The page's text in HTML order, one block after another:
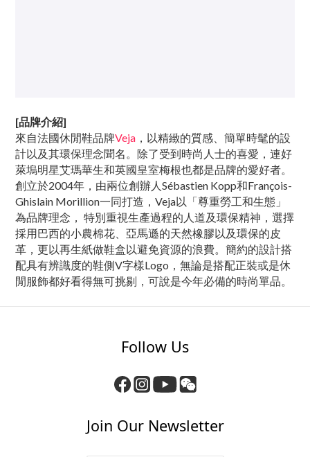
[品牌介紹]
來自法國休閒鞋品牌Veja ，以精緻的質感、簡單時髦的設
計以及其環保理念聞名。除了受到時尚人士的喜愛，連好
萊塢明星艾瑪華生和英國皇室梅根也都是品牌的愛好者。
創立於2004年，由兩位創辦人Sébastien Kopp和François-
Ghislain Morillion一同打造，Veja以「尊重勞工和生態」
為品牌理念， 特別重視生產過程的人道及環保精神，選擇
採用巴西的小農棉花、亞馬遜的天然橡膠以及環保的皮
革，更以再生紙做鞋盒以避免資源的浪費。簡約的設計搭
配具有辨識度的鞋側V字樣Logo，無論是搭配正裝或是休
閒服飾都好看得無可挑剔，可說是今年必備的時尚單品。
Follow Us
Join Our Newsletter